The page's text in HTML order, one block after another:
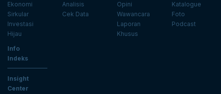
Ekonomi
Sirkular
Investasi
Hijau
Analisis
Cek Data
Opini
Wawancara
Laporan
Khusus
Katalogue
Foto
Podcast
Info
Indeks
Insight
Center